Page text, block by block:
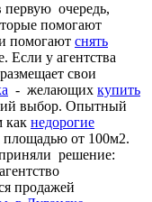
первую очередь,
помогают
помогают снять
Если у агентства
свои
- желающих купить
выбор. Опытный
как недорогие
площадью от 100м2.
решение:
продажей